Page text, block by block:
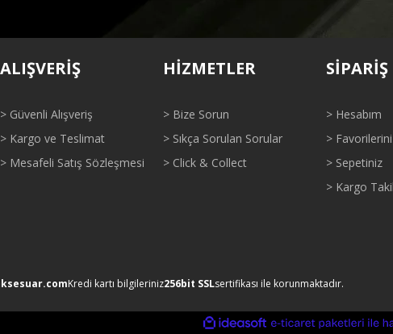
açıklamalarında ve diğer konularda yetersiz gördüğünüz noktaları öneri
ederiz.
görüntülenemiyor.
pahalı.
Gönder
ALIŞVERİŞ
> Güvenli Alışveriş
> Kargo ve Teslimat
> Mesafeli Satış Sözleşmesi
HİZMETLER
> Bize Sorun
> Sıkça Sorulan Sorular
> Click & Collect
SİPARİŞ
> Hesabım
>
> Sepetiniz
> Kargo
Kredi kartı bilgileriniz256bit SSLsertifikası ile korunmaktadır.
ideasoft
e-